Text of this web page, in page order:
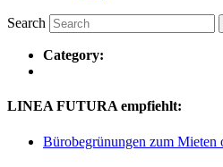
Search
Category:
LINEA FUTURA empfiehlt:
Bürobegrünungen zum Mieten